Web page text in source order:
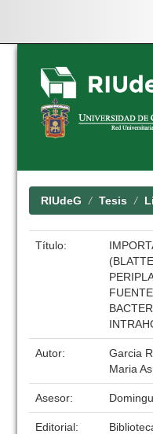
Skip
navigation
RIUdeG Tesis
Título:
Autor:
Garcia
Maria
Asesor:
Editorial: